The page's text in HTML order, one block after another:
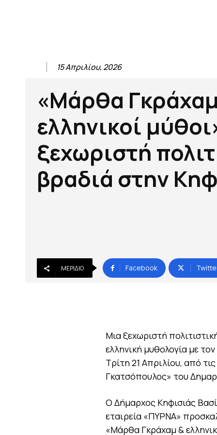
15 Απριλίου, 2026
«Μάρθα
ελληνικοί
ξεχωριστή
βραδιά στην
ΜΕΡΊΔΙΟ Facebook
Μια ξεχωριστή
ελληνική μυθολογία με
Τρίτη 21 Απριλίου, από
Γκατσόπουλος» του
Ο Δήμαρχος Κηφισιάς
εταιρεία «ΠΥΡΝΑ»
«Μάρθα Γκράχαμ &